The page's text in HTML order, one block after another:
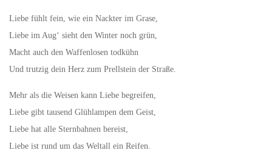
Liebe fühlt fein, wie ein Nackter im Grase,
Liebe im Aug‘ sieht den Winter noch grün,
Macht auch den Waffenlosen todkühn
Und trutzig dein Herz zum Prellstein der Straße.
Mehr als die Weisen kann Liebe begreifen,
Liebe gibt tausend Glühlampen dem Geist,
Liebe hat alle Sternbahnen bereist,
Liebe ist rund um das Weltall ein Reifen.